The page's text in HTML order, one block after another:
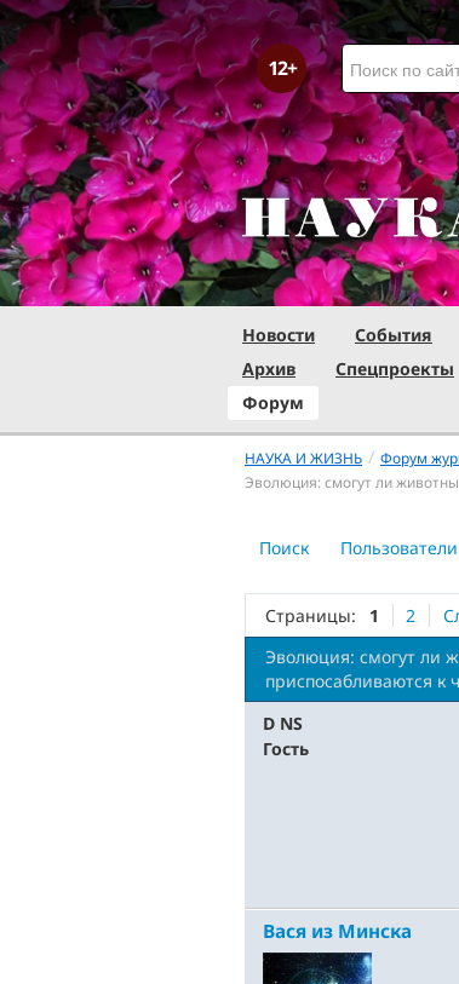
Новости События
Архив
Спецпроекты
Форум
НАУКА И ЖИЗНЬ / Форум
Эволюция: смогут ли
Поиск Пользователи
Страницы: 1 2
Эволюция: смогут ли
приспосабливаются к
D NS
Гость
Вася из Минска